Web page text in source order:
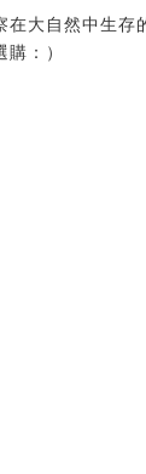
在大自然中生存
：）